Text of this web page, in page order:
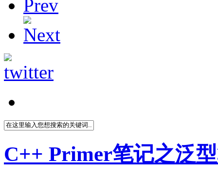
C++ Primer笔记之泛